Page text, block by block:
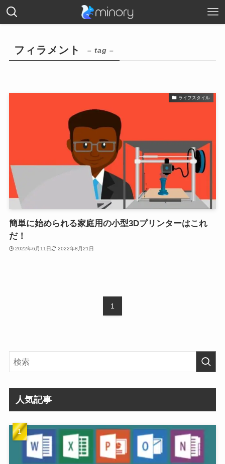
フィラメント – tag –
ライフスタイル
簡単に始められる家庭用の小型3Dプリンターはこれ
だ！
2022年6月11日 2022年8月21日
1
人気記事